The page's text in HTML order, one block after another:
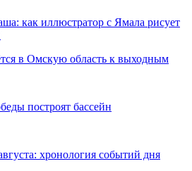
как иллюстратор с Ямала рисует
в Омскую область к выходным
построят бассейн
хронология событий дня